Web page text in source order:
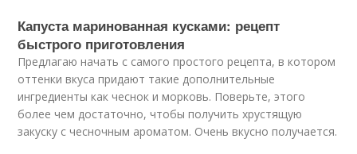
Капуста маринованная кусками: рецепт
быстрого приготовления
Предлагаю начать с самого простого рецепта, в котором
оттенки вкуса придают такие дополнительные
ингредиенты как чеснок и морковь. Поверьте, этого
более чем достаточно, чтобы получить хрустящую
закуску с чесночным ароматом. Очень вкусно получается.